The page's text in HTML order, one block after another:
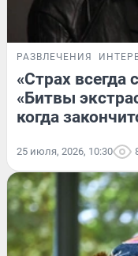
РАЗВЛЕЧЕНИЯ
«Страх всегда
«Битвы
когда
25 июля, 2026, 10:30